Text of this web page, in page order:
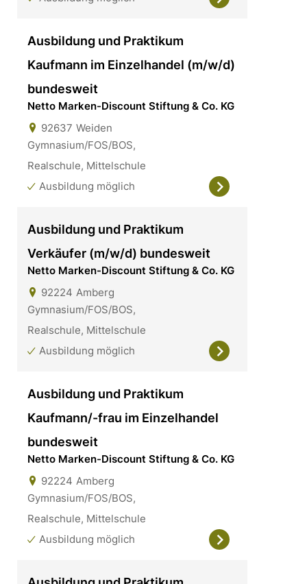
Ausbildung und Praktikum
Kaufmann im Einzelhandel (m/w/d)
bundesweit
Netto Marken-Discount Stiftung & Co. KG
92637 Weiden
Gymnasium/FOS/BOS,
Realschule, Mittelschule
Ausbildung möglich
Ausbildung und Praktikum
Verkäufer (m/w/d) bundesweit
Netto Marken-Discount Stiftung & Co. KG
92224 Amberg
Gymnasium/FOS/BOS,
Realschule, Mittelschule
Ausbildung möglich
Ausbildung und Praktikum
Kaufmann/-frau im Einzelhandel
bundesweit
Netto Marken-Discount Stiftung & Co. KG
92224 Amberg
Gymnasium/FOS/BOS,
Realschule, Mittelschule
Ausbildung möglich